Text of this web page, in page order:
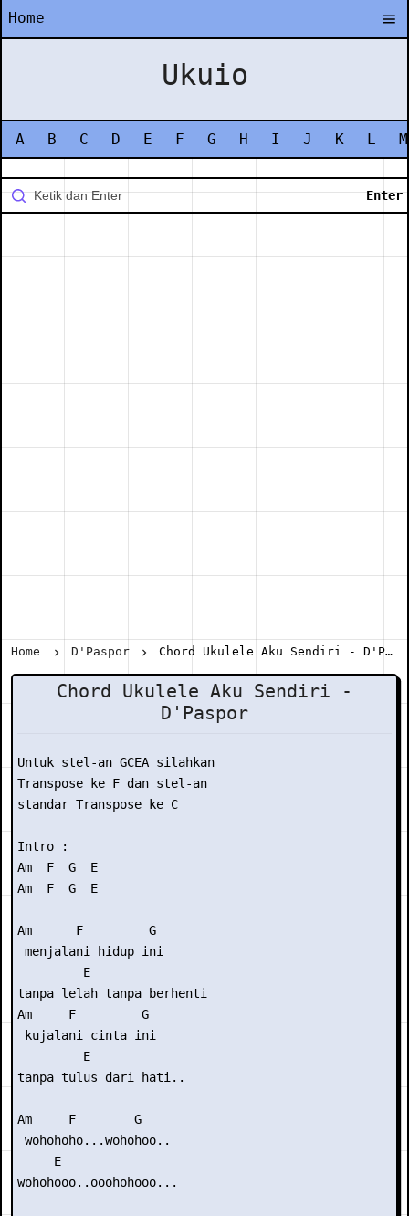
Home
Ukuio
A B C D E F G H I J K L M
Home D'Paspor Chord Ukulele Aku Sendiri - D'Paspor
Chord Ukulele Aku Sendiri -
D'Paspor
Untuk stel-an GCEA silahkan
Transpose ke F dan stel-an
standar Transpose ke C
Intro :
Am  F  G  E
Am  F  G  E
Am      F         G
menjalani hidup ini
         E
tanpa lelah tanpa berhenti
Am     F         G
kujalani cinta ini
         E
tanpa tulus dari hati..
Am     F        G
wohohoho...wohohoo..
     E
wohohooo..ooohohooo...